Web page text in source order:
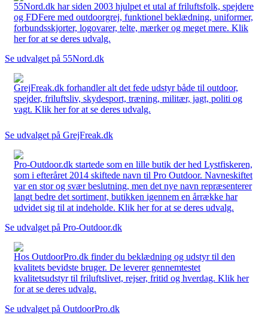
55Nord.dk har siden 2003 hjulpet et utal af friluftsfolk, spejdere
og FDFere med outdoorgrej, funktionel beklædning, uniformer,
forbundsskjorter, logovarer, telte, mærker og meget mere. Klik
her for at se deres udvalg.
Se udvalget på 55Nord.dk
GrejFreak.dk forhandler alt det fede udstyr både til outdoor,
spejder, friluftsliv, skydesport, træning, militær, jagt, politi og
vagt. Klik her for at se deres udvalg.
Se udvalget på GrejFreak.dk
Pro-Outdoor.dk startede som en lille butik der hed Lystfiskeren,
som i efteråret 2014 skiftede navn til Pro Outdoor. Navneskiftet
var en stor og svær beslutning, men det nye navn repræsenterer
langt bedre det sortiment, butikken igennem en årrække har
udvidet sig til at indeholde. Klik her for at se deres udvalg.
Se udvalget på Pro-Outdoor.dk
Hos OutdoorPro.dk finder du beklædning og udstyr til den
kvalitets bevidste bruger. De leverer gennemtestet
kvalitetsudstyr til friluftslivet, rejser, fritid og hverdag. Klik her
for at se deres udvalg.
Se udvalget på OutdoorPro.dk